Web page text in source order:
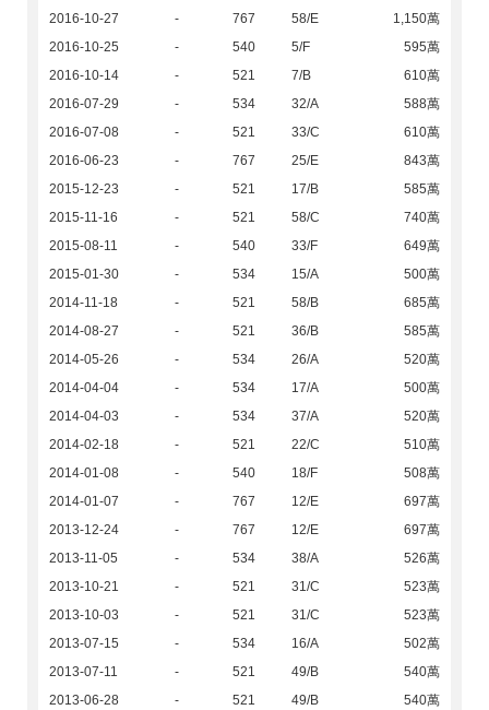
2016-10-27
- 767 58/E
1,150萬
2016-10-25
- 540 5/F
595萬
2016-10-14
- 521 7/B
610萬
2016-07-29
- 534 32/A
588萬
2016-07-08
- 521 33/C
610萬
2016-06-23
- 767 25/E
843萬
2015-12-23
- 521 17/B
585萬
2015-11-16
- 521 58/C
740萬
2015-08-11
- 540 33/F
649萬
2015-01-30
- 534 15/A
500萬
2014-11-18
- 521 58/B
685萬
2014-08-27
- 521 36/B
585萬
2014-05-26
- 534 26/A
520萬
2014-04-04
- 534 17/A
500萬
2014-04-03
- 534 37/A
520萬
2014-02-18
- 521 22/C
510萬
2014-01-08
- 540 18/F
508萬
2014-01-07
- 767 12/E
697萬
2013-12-24
- 767 12/E
697萬
2013-11-05
- 534 38/A
526萬
2013-10-21
- 521 31/C
523萬
2013-10-03
- 521 31/C
523萬
2013-07-15
- 534 16/A
502萬
2013-07-11
- 521 49/B
540萬
2013-06-28
- 521 49/B
540萬